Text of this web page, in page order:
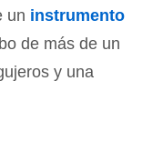
un instrumento
de más de un
y una